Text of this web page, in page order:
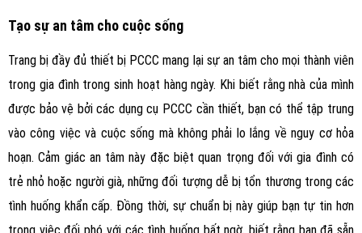
Tạo sự an tâm cho cuộc sống
Trang bị đầy đủ thiết bị PCCC mang lại sự an tâm cho mọi thành viên
trong gia đình trong sinh hoạt hàng ngày. Khi biết rằng nhà của mình
được bảo vệ bởi các dụng cụ PCCC cần thiết, bạn có thể tập trung
vào công việc và cuộc sống mà không phải lo lắng về nguy cơ hỏa
hoạn. Cảm giác an tâm này đặc biệt quan trọng đối với gia đình có
trẻ nhỏ hoặc người già, những đối tượng dễ bị tổn thương trong các
tình huống khẩn cấp. Đồng thời, sự chuẩn bị này giúp bạn tự tin hơn